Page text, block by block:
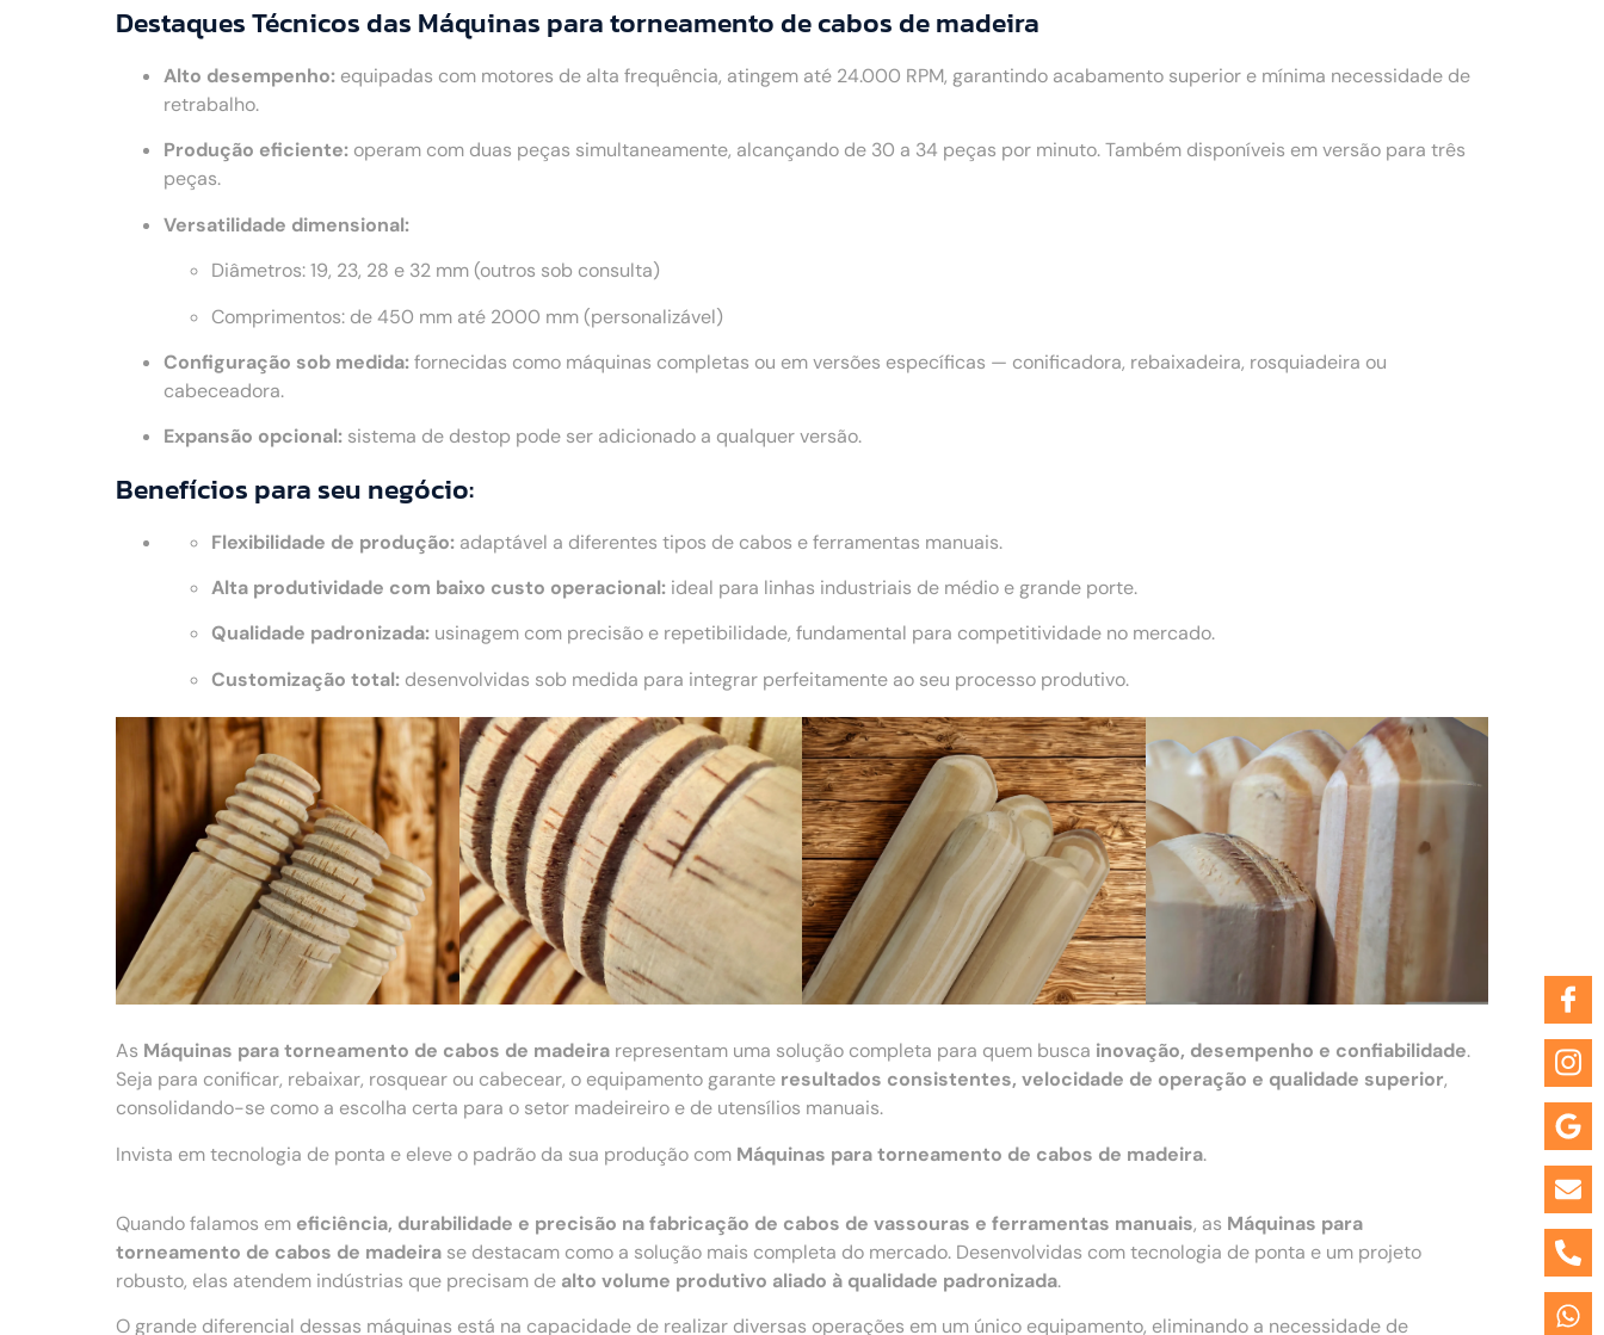
Destaques Técnicos das Máquinas para torneamento de cabos de madeira
Alto desempenho: equipadas com motores de alta frequência, atingem até 24.000 RPM, garantindo acabamento superior e mínima necessidade de
retrabalho.
Produção eficiente: operam com duas peças simultaneamente, alcançando de 30 a 34 peças por minuto. Também disponíveis em versão para três
peças.
Versatilidade dimensional:
Diâmetros: 19, 23, 28 e 32 mm (outros sob consulta)
Comprimentos: de 450 mm até 2000 mm (personalizável)
Configuração sob medida:fornecidas como máquinas completas ou em versões específicas — conificadora, rebaixadeira, rosquiadeira ou
cabeceadora.
Expansão opcional: sistema de destop pode ser adicionado a qualquer versão.
Benefícios para seu negócio:
Flexibilidade de produção: adaptável a diferentes tipos de cabos e ferramentas manuais.
Alta produtividade com baixo custo operacional: ideal para linhas industriais de médio e grande porte.
Qualidade padronizada: usinagem com precisão e repetibilidade, fundamental para competitividade no mercado.
Customização total: desenvolvidas sob medida para integrar perfeitamente ao seu processo produtivo.
As Máquinas para torneamento de cabos de madeira representam uma solução completa para quem busca inovação, desempenho e confiabilidade.
Seja para conificar, rebaixar, rosquear ou cabecear, o equipamento garante resultados consistentes, velocidade de operação e qualidade superior,
consolidando-se como a escolha certa para o setor madeireiro e de utensílios manuais.
Invista em tecnologia de ponta e eleve o padrão da sua produção com Máquinas para torneamento de cabos de madeira.
Quando falamos em eficiência, durabilidade e precisão na fabricação de cabos de vassouras e ferramentas manuais, as Máquinas para
torneamento de cabos de madeira se destacam como a solução mais completa do mercado. Desenvolvidas com tecnologia de ponta e um projeto
robusto, elas atendem indústrias que precisam de alto volume produtivo aliado à qualidade padronizada.
O grande diferencial dessas máquinas está na capacidade de realizar diversas operações em um único equipamento, eliminando a necessidade de